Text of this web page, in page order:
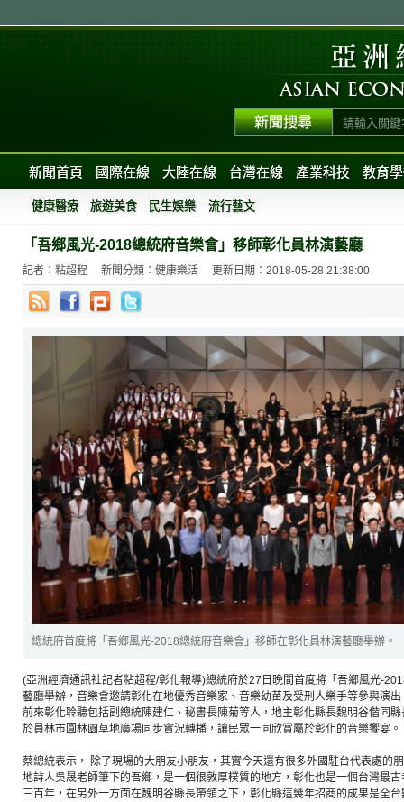
新聞首頁 國際在線 大陸在線 台灣在線 產業科技 教育
健康醫療 旅遊美食 民生娛樂 流行藝文
「吾鄉風光-2018總統府音樂會」移師彰化員林演藝廳
記者：粘超程 新聞分類：健康樂活 更新日期：2018-05-28 21:38:00
總統府首度將「吾鄉風光-2018總統府音樂會」移師在彰化員林演藝廳舉辦。
(亞洲經濟通訊社記者粘超程/彰化報導)總統府於27日晚間首度將「吾鄉風光-
藝廳舉辦，音樂會邀請彰化在地優秀音樂家、音樂幼苗及受刑人樂手等參與演
前來彰化聆聽包括副總統陳建仁、秘書長陳菊等人，地主彰化縣長魏明谷偕同
於員林市圓林園草地廣場同步實況轉播，讓民眾一同欣賞屬於彰化的音樂饗宴。
蔡總統表示， 除了現場的大朋友小朋友，其實今天還有很多外國駐台代表處的
地詩人吳晟老師筆下的吾鄉，是一個很敦厚樸質的地方，彰化也是一個台灣最
三百年，在另外一方面在魏明谷縣長帶領之下，彰化縣這幾年招商的成果是全